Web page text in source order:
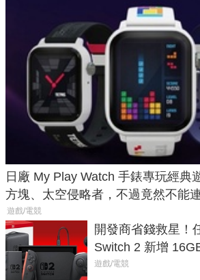
日廠 My Play Watch 手錶專玩經典
方塊、太空侵略者，不過竟然不能
遊戲/電競
開發商省錢救星！
Switch 2 新增
戲卡的選擇
遊戲/電競